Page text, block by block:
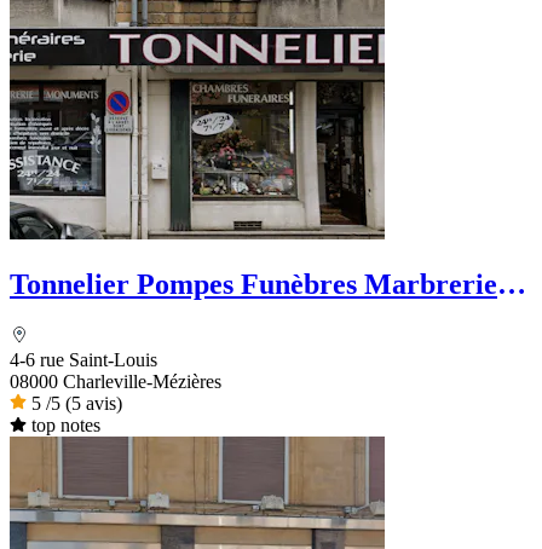
Tonnelier Pompes Funèbres Marbrerie
4-6 rue Saint-Louis
08000 Charleville-Mézières
5 /5 (5 avis)
top notes